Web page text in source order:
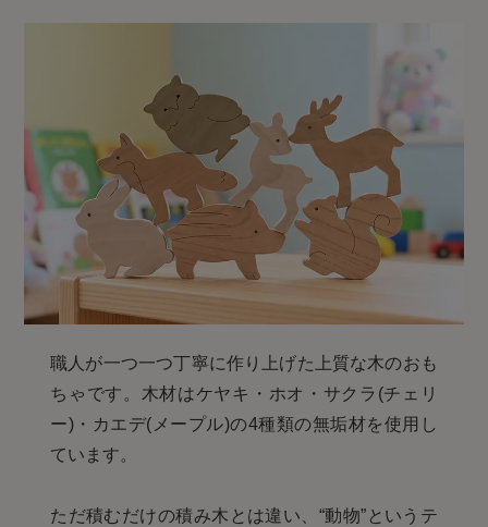
職人が一つ一つ丁寧に作り上げた上質な木のおも
ちゃです。木材はケヤキ・ホオ・サクラ(チェリ
ー)・カエデ(メープル)の4種類の無垢材を使用し
ています。
ただ積むだけの積み木とは違い、“動物”というテ